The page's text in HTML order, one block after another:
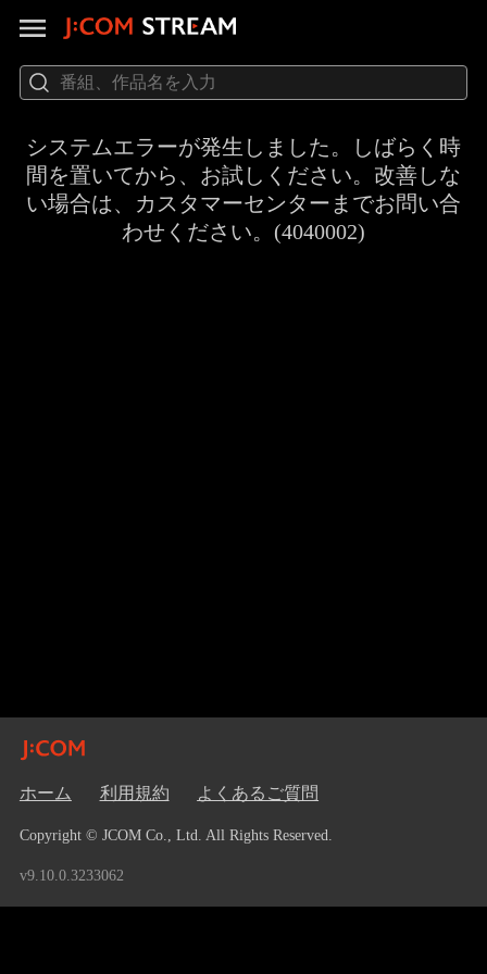
システムエラーが発生しました。しばらく時
間を置いてから、お試しください。改善しな
い場合は、カスタマーセンターまでお問い合
わせください。(4040002)
ホーム 利用規約 よくあるご質問
Copyright © JCOM Co., Ltd. All Rights Reserved.
v9.10.0.3233062